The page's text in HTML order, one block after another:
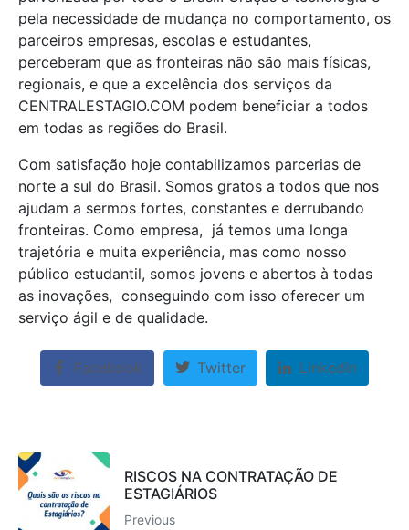
pela necessidade de mudança no comportamento, os
parceiros empresas, escolas e estudantes,
perceberam que as fronteiras não são mais físicas,
regionais, e que a excelência dos serviços da
CENTRALESTAGIO.COM podem beneficiar a todos
em todas as regiões do Brasil.
Com satisfação hoje contabilizamos parcerias de
norte a sul do Brasil. Somos gratos a todos que nos
ajudam a sermos fortes, constantes e derrubando
fronteiras. Como empresa, já temos uma longa
trajetória e muita experiência, mas como nosso
público estudantil, somos jovens e abertos à todas
as inovações, conseguindo com isso oferecer um
serviço ágil e de qualidade.
Facebook Twitter LinkedIn
RISCOS NA CONTRATAÇÃO DE
ESTAGIÁRIOS
Previous